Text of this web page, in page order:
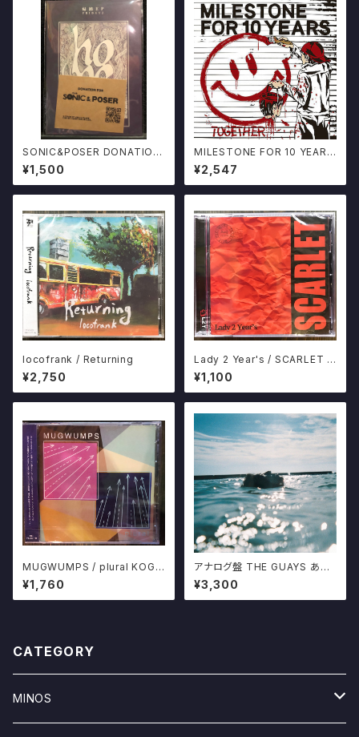
SONIC&POSER DONATION
CD FRIDAYZ / 帰路 EP 酒田h
ope DO IT
¥1,500
MILESTONE FOR 10 YEARS
/ TOGETHER
¥2,547
locofrank / Returning
¥2,750
Lady 2 Year's / SCARLET C
D MELODICK PUNK BAND
いわき
¥1,100
MUGWUMPS / plural KOGA
RECORDS HONEY SUGAR
MILK CHOCOLATES マグワ
ンプス CD
¥1,760
アナログ盤 THE GUAYS あき
らめることをあきらめたんだ 限
定500プレス 十三月
¥3,300
CATEGORY
MINOS